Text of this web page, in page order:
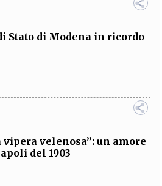
Stato di Modena in ricordo
vipera velenosa”: un amore
del 1903